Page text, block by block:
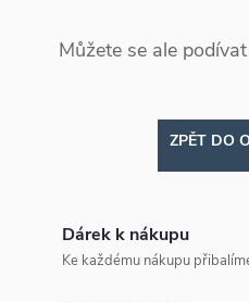
Můžete se ale
ZPĚT DO
Dárek k nákupu
Ke každému nákupu